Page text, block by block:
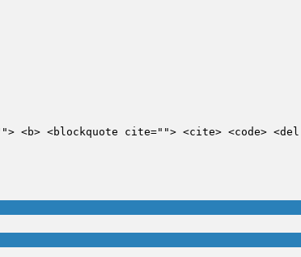
<blockquote cite=""> <cite> <code> <del